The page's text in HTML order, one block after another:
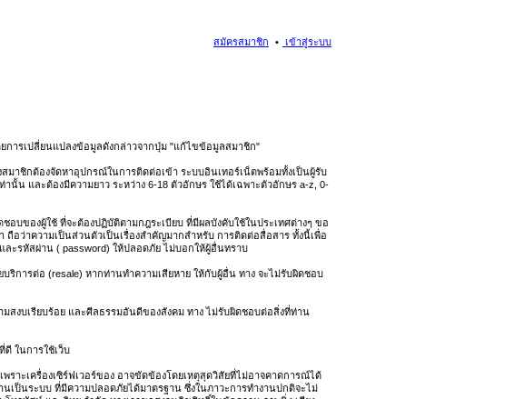
เข้าสู่ระบบ
สมัครสมาชิก
การเปลี่ยนแปลงข้อมูลดังกล่าวจากปุ่ม "แก้ไขข้อมูลสมาชิก"
มาชิกต้องจัดหาอุปกรณ์ในการติดต่อเข้า ระบบอินเทอร์เน็ตพร้อมทั้งเป็นผู้รับ
นั้น และต้องมีความยาว ระหว่าง 6-18 ตัวอักษร ใช้ได้เฉพาะตัวอักษร a-z, 0-
บของผู้ใช้ ที่จะต้องปฏิบัติตามกฎระเบียบ ที่มีผลบังคับใช้ในประเทศต่างๆ ขอ
อว่าความเป็นส่วนตัวเป็นเรื่องสำคัญมากสำหรับ การติดต่อสื่อสาร ทั้งนี้เพื่อ
ละรหัสผ่าน ( password) ให้ปลอดภัย ไม่บอกให้ผู้อื่นทราบ
ริการต่อ (resale) หากท่านทำความเสียหาย ให้กับผู้อื่น ทาง จะไม่รับผิดชอบ
สงบเรียบร้อย และศีลธรรมอันดีของสังคม ทาง ไม่รับผิดชอบต่อสิ่งที่ท่าน
ในการใช้เว็บ
ราะเครื่องเซิร์ฟเวอร์ของ อาจขัดข้องโดยเหตุสุดวิสัยที่ไม่อาจคาดการณ์ได้
เป็นระบบ ที่มีความปลอดภัยได้มาตรฐาน ซึ่งในภาวะการทำงานปกติจะไม่